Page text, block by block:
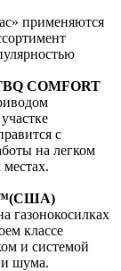
применяются
COMFORT
с
на легком
газонокосилках
классе
и системой
шума.